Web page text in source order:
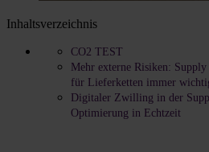
Inhaltsverzeichnis
CO2 TEST
Mehr externe Risiken:
für Lieferketten immer
Digitaler Zwilling in der
Optimierung in Echtzeit